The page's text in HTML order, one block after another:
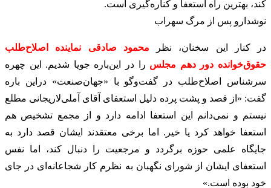
کند، بهترین راه استعفا و کناره‌گیری است.
نوشدارو پس از مرگ سهراب
در کنار این سخنان، نظر محمود صادقی نماینده اصلاح‌طلب
حقوق‌خوانده دور دهم مجلس را در این‌باره جویا شدیم. این چهره
سرشناس اصلاح‌طلب در گفت‌وگو با «جهان‌صنعت» دراین باره
گفت: «از قصد و پشت پرده دلیل استعفای آقای آملی‌لاریجانی مطلع
نیستم و نمی‌دانم این استعفا ادامه دارد و از مجمع تشخیص هم
استعفا خواهد کرد یا خیر. اما برخی معتقدند ایشان قصد دارد به
جایگاه علمی حوزه برگردد و مرجعیت را دنبال کند، اما نفس
استعفای ایشان از شورای نگهبان به نظرم کار شجاعانه‌ای در جای
خود بوده است.»